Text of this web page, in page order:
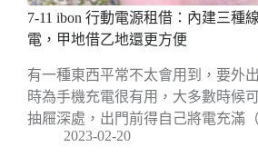
7-11 ibon 行動電源租借：內建三種
電，甲地借乙地還更方便
有一種東西平常不太會用到，要外
時為手機充電很有用，大多數時候
抽屜深處，出門前得自己將電充滿
2023-02-20